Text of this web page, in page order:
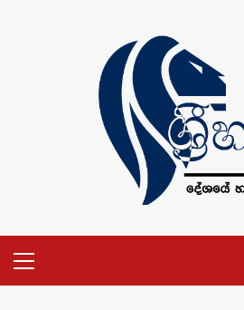
Menu